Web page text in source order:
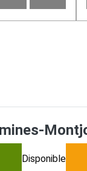
Disponible